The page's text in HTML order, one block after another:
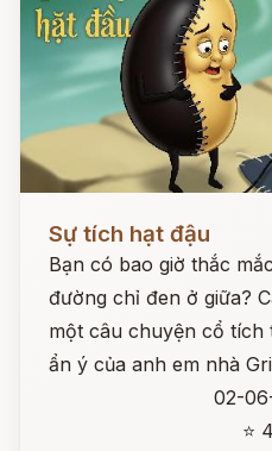
Sự tích hạt đậu
Bạn có bao giờ thắc
đường chỉ đen ở giữa?
một câu chuyện cổ
ẩn ý của anh em nhà
02-
⭐